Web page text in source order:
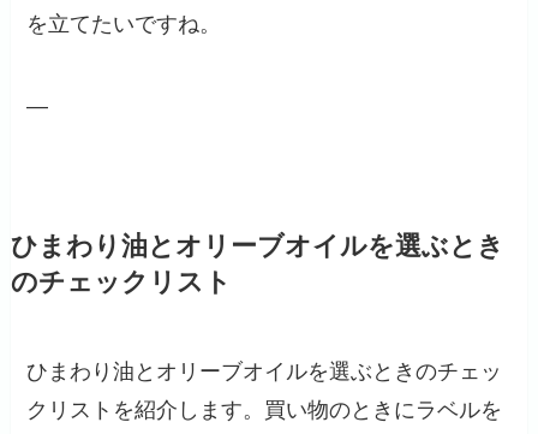
を立てたいですね。
—
ひまわり油とオリーブオイルを選ぶとき
のチェックリスト
ひまわり油とオリーブオイルを選ぶときのチェッ
クリストを紹介します。買い物のときにラベルを